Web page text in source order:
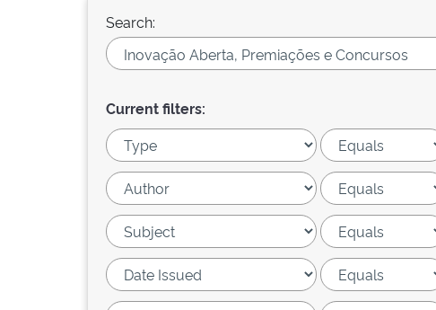
Search:
Current filters: